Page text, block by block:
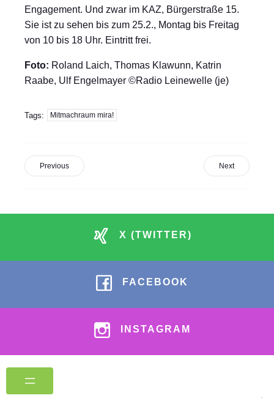
Engagement. Und zwar im KAZ, Bürgerstraße 15.
Sie ist zu sehen bis zum 25.2., Montag bis Freitag
von 10 bis 18 Uhr. Eintritt frei.
Foto: Roland Laich, Thomas Klawunn, Katrin
Raabe, Ulf Engelmayer ©Radio Leinewelle (je)
Tags: Mitmachraum mira!
Previous Next
X (TWITTER)
FACEBOOK
INSTAGRAM